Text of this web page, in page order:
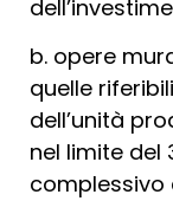
b. opere
quelle
dell’unità
nel limite del
complessivo